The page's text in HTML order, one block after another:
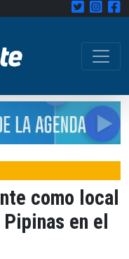
como local
en el